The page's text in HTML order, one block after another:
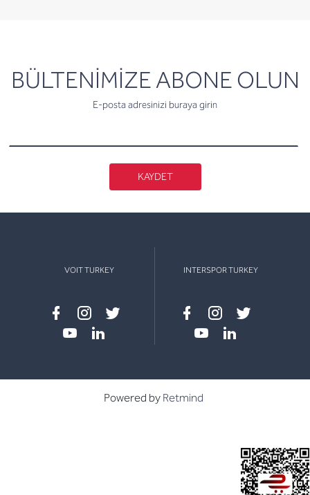
BÜLTENİMİZE ABONE OLUN
E-posta adresinizi buraya girin
newsletter
KAYDET
VOIT TURKEY
Facebook
instagram
twitter
INTERSPOR TURKEY
Facebook
instagram
twitter
Powered by Retmind